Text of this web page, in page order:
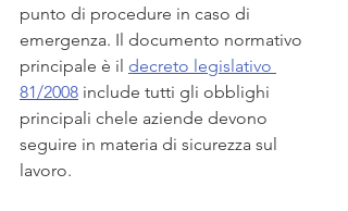
punto di procedure in caso di
emergenza. Il documento normativo
principale è il decreto legislativo
81/2008 include tutti gli obblighi
principali chele aziende devono
seguire in materia di sicurezza sul
lavoro.